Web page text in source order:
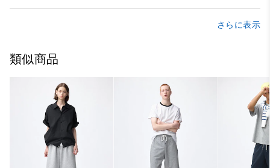
さらに表示
類似商品